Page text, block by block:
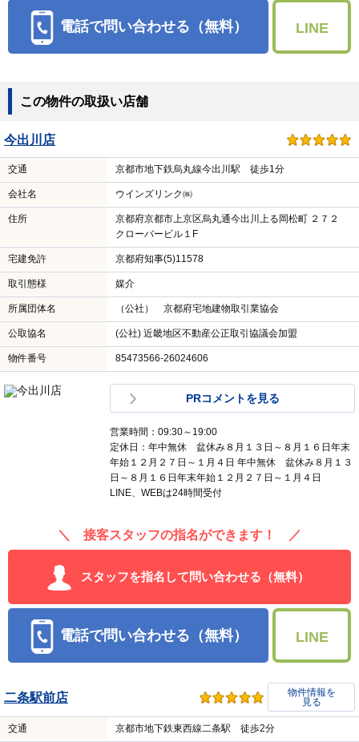
電話で問い合わせる（無料） LINE
この物件の取扱い店舗
今出川店
交通 京都市地下鉄烏丸線今出川駅 徒歩1分
会社名 ウインズリンク㈱
住所
京都府京都市上京区烏丸通今出川上る岡松町 ２７２
クローバービル１F
宅建免許 京都府知事(5)11578
取引態様 媒介
所属団体名 （公社） 京都府宅地建物取引業協会
公取協名 (公社) 近畿地区不動産公正取引協議会加盟
物件番号 85473566-26024606
PRコメントを見る
営業時間：09:30～19:00
定休日：年中無休 盆休み８月１３日～８月１６日年末
年始１２月２７日～１月４日 年中無休 盆休み８月１３
日～８月１６日年末年始１２月２７日～１月４日
LINE、WEBは24時間受付
＼ 接客スタッフの指名ができます！ ／
スタッフを指名して問い合わせる（無料）
電話で問い合わせる（無料） LINE
二条駅前店
物件情報を
見る
交通 京都市地下鉄東西線二条駅 徒歩2分